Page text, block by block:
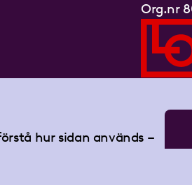
Org.nr
hur sidan används –